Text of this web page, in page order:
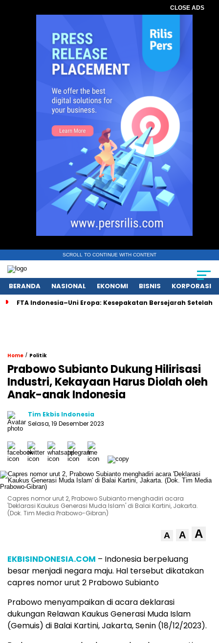
CLOSE ADS
SCROLL TO CONTINUE WITH CONTENT
BERANDA NASIONAL EKONOMI BISNIS KORPORASI
FTA Indonesia–Uni Eropa: Kesepakatan Bersejarah Setelah
Home / Politik
Prabowo Subianto Dukung Hilirisasi
Industri, Kekayaan Harus Diolah oleh
Anak-anak Indonesia
Tim Ekbis Indonesia
Selasa, 19 Desember 2023
Capres nomor urut 2, Prabowo Subianto menghadiri acara
'Deklarasi Kaukus Generasi Muda Islam' di Balai Kartini, Jakarta.
(Dok. Tim Media Prabowo-Gibran)
A A A
EKBISINDONESIA.COM – Indonesia berpeluang
besar menjadi negara maju. Hal tersebut dikatakan
capres nomor urut 2 Prabowo Subianto
Prabowo menyampaikan di acara deklarasi
dukungan Relawan Kaukus Generasi Muda Islam
(Gemuis) di Balai Kartini, Jakarta, Senin (18/12/2023).